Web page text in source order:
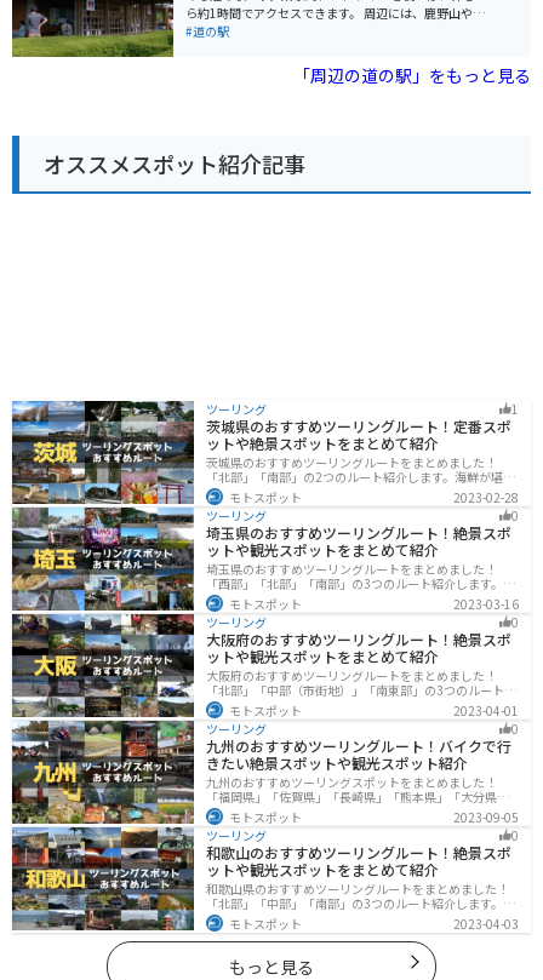
また、大多喜町は「いすみ鉄道」も有名なので、合わせ
て観光するのもおすすめです。
ら約1時間でアクセスできます。 周辺には、鹿野山やマ
ザー牧場、濃溝の滝など、自然豊かな観光スポットがた
持ち良いコースなので、ツーリングにもおすすめです。
道の駅には、地元の新鮮な農産物が販売されているほ
「君津ふるさと物産館」では、君津市や周辺地域の特産
品を販売しています。
#道の駅
「周辺の道の駅」をもっと見る
オススメスポット紹介記事
ツーリング 1
茨城県のおすすめツーリングルート！定番スポ
ットや絶景スポットをまとめて紹介
茨城県のおすすめツーリングルートをまとめました！
「北部」「南部」の2つのルート紹介します。海鮮が堪能
できる港や梅の景勝地、自然豊かな山々があるのでツー
リングにもってこいです。バイクで茨城県にツーリング
に行く際は参考にしてください。
モトスポット
2023-02-28
ツーリング
0
埼玉県のおすすめツーリングルート！絶景スポ
ットや観光スポットをまとめて紹介
埼玉県のおすすめツーリングルートをまとめました！
「西部」「北部」「南部」の3つのルート紹介します。自
然豊かな西側と街中の東側で違った楽しみ方ができま
す。バイクで埼玉県にツーリングに行く際は参考にして
ください。
モトスポット
2023-03-16
ツーリング
0
大阪府のおすすめツーリングルート！絶景スポ
ットや観光スポットをまとめて紹介
大阪府のおすすめツーリングルートをまとめました！
「北部」「中部（市街地）」「南東部」の3つのルート紹
介します。歴史と近代が融合した魅力的なエリアで様々
な楽しみ方ができます。バイクで大阪府にツーリングに
行く際は参考にしてください。
モトスポット
2023-04-01
ツーリング
0
九州のおすすめツーリングルート！バイクで行
きたい絶景スポットや観光スポット紹介
九州のおすすめツーリングスポットをまとめました！
「福岡県」「佐賀県」「長崎県」「熊本県」「大分県」
「宮崎都」「鹿児島県」の各県の観光地紹介します。自
然豊かな山々や湖、温泉地が点在し、四季折々の景色を
楽しめるスポットが多数あります。バイクで九州にツー
リングに行く際は参考にしてください。
モトスポット
2023-09-05
ツーリング
0
和歌山のおすすめツーリングルート！絶景スポ
ットや観光スポットをまとめて紹介
和歌山県のおすすめツーリングルートをまとめました！
「北部」「中部」「南部」の3つのルート紹介します。海
と山に囲まれた自然豊かなエリアが広がり、様々な楽し
み方ができます。バイクで和歌山県にツーリングに行く
際は参考にしてください。
モトスポット 2023-04-03
もっと見る